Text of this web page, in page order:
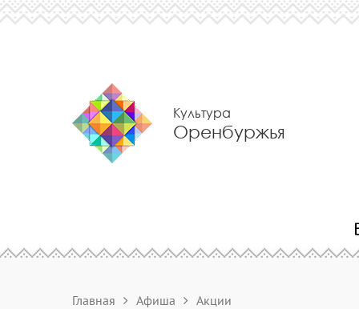
Культура
Оренбуржья
Главная Афиша Акции